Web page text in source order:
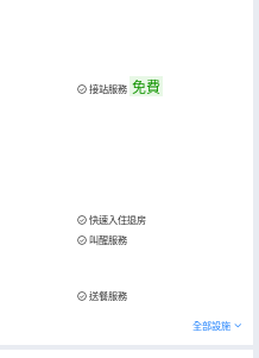
接站服務 免費
快速入住退房
叫醒服務
送餐服務
全部設施